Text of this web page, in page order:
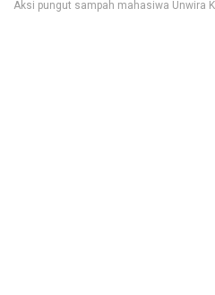
Aksi pungut sampah mahasiwa Unwira